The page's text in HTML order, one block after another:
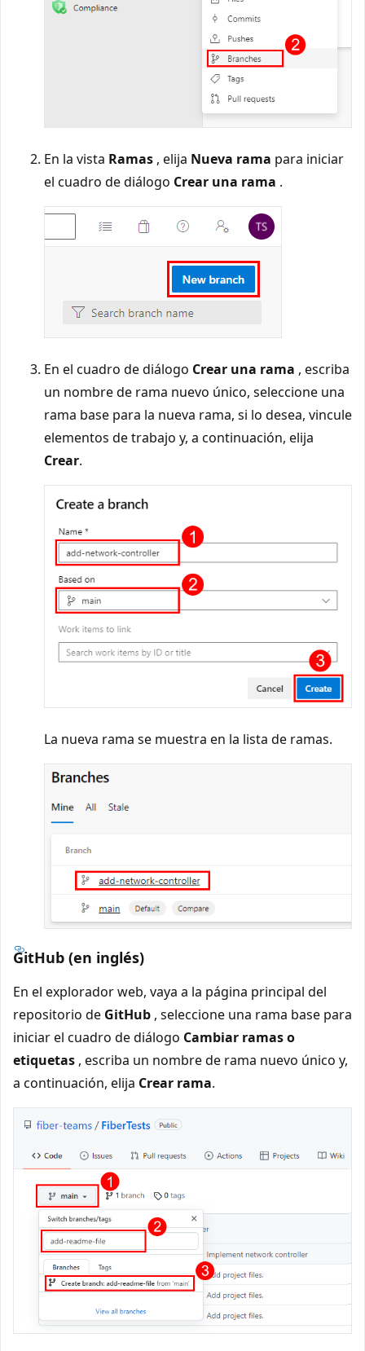
En la vista Ramas , elija Nueva rama para iniciar
el cuadro de diálogo Crear una rama .
En el cuadro de diálogo Crear una rama , escriba
un nombre de rama nuevo único, seleccione una
rama base para la nueva rama, si lo desea, vincule
elementos de trabajo y, a continuación, elija
Crear.
La nueva rama se muestra en la lista de ramas.
GitHub (en inglés)
En el explorador web, vaya a la página principal del
repositorio de GitHub , seleccione una rama base para
iniciar el cuadro de diálogo Cambiar ramas o
etiquetas , escriba un nombre de rama nuevo único y,
a continuación, elija Crear rama.